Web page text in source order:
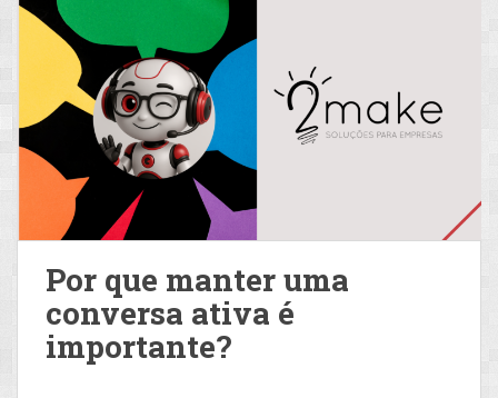
Por que manter uma
conversa ativa é
importante?